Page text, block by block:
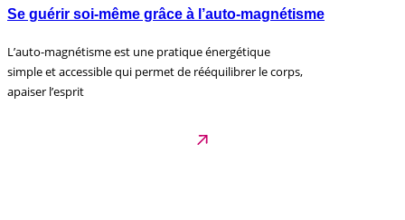
Se guérir soi-même grâce à l’auto-magnétisme
L’auto-magnétisme est une pratique énergétique
simple et accessible qui permet de rééquilibrer le corps,
apaiser l’esprit